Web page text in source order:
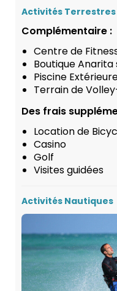
Activités Terrestres
Complémentaire :
Centre de
Boutique
Piscine
Terrain de
Des frais
Location de
Casino
Golf
Visites guidées
Activités Nautiques